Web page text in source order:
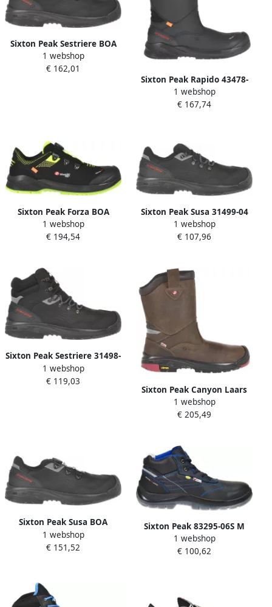
Sixton Peak Sestriere BOA
31520-01 | Zwart |
8058945082256
1 webshop
€ 162,01
Sixton Peak Rapido 43478-
03 S3 ESD | Zwart |
00.091.151.47
1 webshop
€ 167,74
Sixton Peak Forza BOA
43460-02 S3 | Zwart Geel |
00.091.162.39
1 webshop
€ 194,54
Sixton Peak Susa 31499-04
S3S ESD | Zwart |
8053470579622
1 webshop
€ 107,96
Sixton Peak Sestriere 31498-
07 S3S ESD | Zwart |
8053470579776
1 webshop
€ 119,03
Sixton Peak Canyon Laars
S7 30519-09 | Bruin |
8053470576706
1 webshop
€ 205,49
Sixton Peak Susa BOA
31521-01 S3S | Zwart |
8058945082065
1 webshop
€ 151,52
Sixton Peak 83295-06S M
(Small) Belluno Hoog S3 |
Zwart Blauw |
1 webshop
€ 100,62